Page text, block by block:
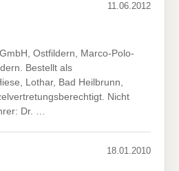
11.06.2012
Ostfildern, Marco-Polo-
Bestellt als
Lothar, Bad Heilbrunn,
Nicht
Dr. …
18.01.2010